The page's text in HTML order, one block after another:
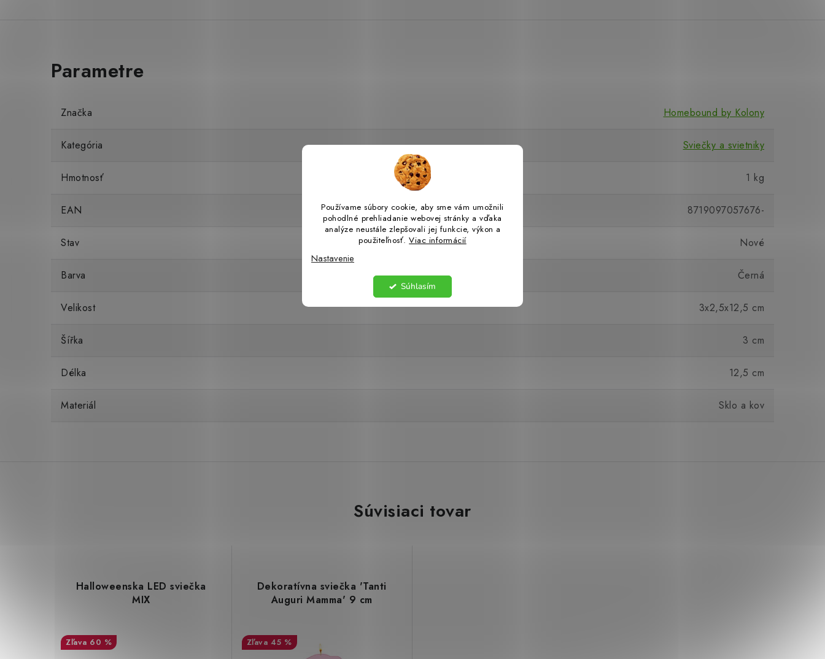
Používame súbory cookie, aby sme vám umožnili
pohodlné prehliadanie webovej stránky a vďaka
analýze neustále zlepšovali jej funkcie, výkon a
použiteľnosť.Viac informácií
Nastavenie
Súhlasím
Značka Homebound by Kolony
Kategória Sviečky a svietniky
Hmotnosť 1 kg
EAN 8719097057676-
Stav Nové
Barva Černá
Velikost 3x2,5x12,5 cm
Šířka 3 cm
Délka 12,5 cm
Materiál Sklo a kov
Súvisiaci tovar
Halloweenska LED sviečka
MIX
60 %
Dekoratívna sviečka 'Tanti
Auguri Mamma' 9 cm
45 %